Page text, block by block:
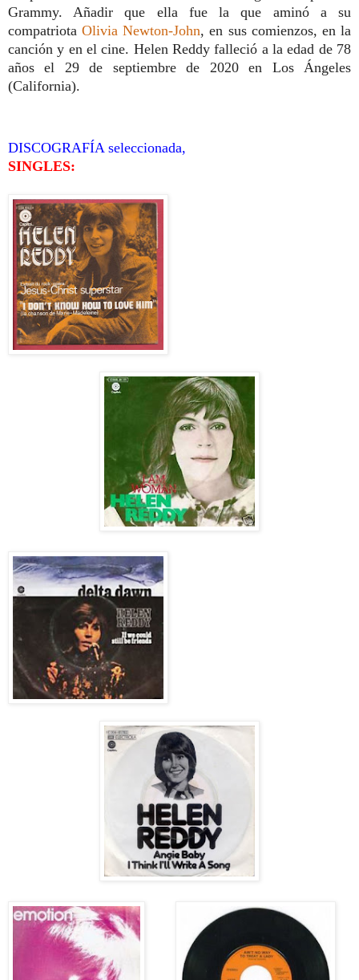
Grammy. Añadir que ella fue la que aminó a su
compatriotaOlivia Newton-John, en sus comienzos, en la
canción y en el cine. Helen Reddy falleció a la edad de 78
años el 29 de septiembre de 2020 en Los Ángeles
(California).
DISCOGRAFÍA seleccionada,
SINGLES: